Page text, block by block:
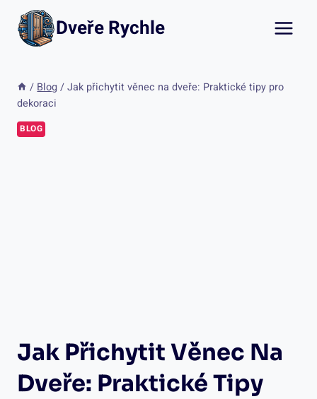
Přeskočit
obsah
Dveře Rychle
/ Blog / Jak přichytit věnec na dveře: Praktické tipy pro
dekoraci
BLOG
Jak Přichytit Věnec Na
Dveře: Praktické Tipy